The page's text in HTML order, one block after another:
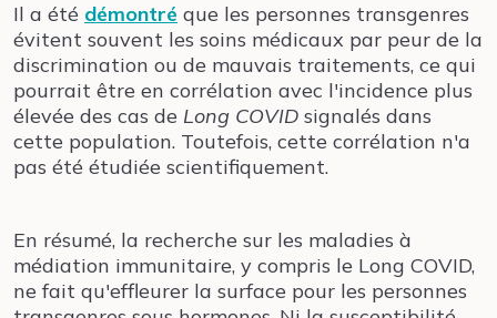
Il a été démontré que les personnes transgenres
évitent souvent les soins médicaux par peur de la
discrimination ou de mauvais traitements, ce qui
pourrait être en corrélation avec l'incidence plus
élevée des cas de Long COVID signalés dans
cette population. Toutefois, cette corrélation n'a
pas été étudiée scientifiquement.
En résumé, la recherche sur les maladies à
médiation immunitaire, y compris le Long COVID,
ne fait qu'effleurer la surface pour les personnes